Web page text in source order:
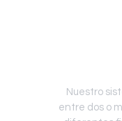
Nuestro
entre dos o